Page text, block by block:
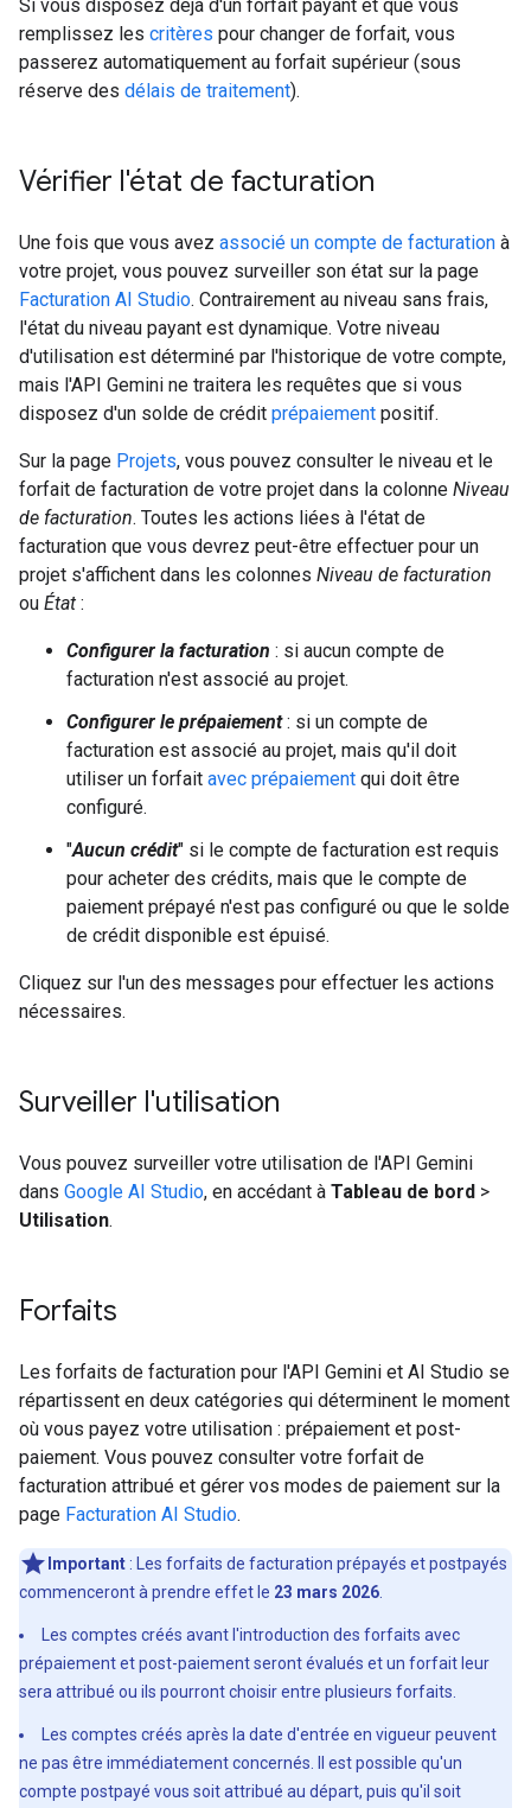
Si vous disposez déjà d'un forfait payant et que vous
remplissez les critères pour changer de forfait, vous
passerez automatiquement au forfait supérieur (sous
réserve des délais de traitement).
Vérifier l'état de facturation
Une fois que vous avez associé un compte de facturation à
votre projet, vous pouvez surveiller son état sur la page
Facturation AI Studio. Contrairement au niveau sans frais,
l'état du niveau payant est dynamique. Votre niveau
d'utilisation est déterminé par l'historique de votre compte,
mais l'API Gemini ne traitera les requêtes que si vous
disposez d'un solde de crédit prépaiement positif.
Sur la page Projets, vous pouvez consulter le niveau et le
forfait de facturation de votre projet dans la colonne Niveau
de facturation. Toutes les actions liées à l'état de
facturation que vous devrez peut-être effectuer pour un
projet s'affichent dans les colonnes Niveau de facturation
ou État :
Configurer la facturation : si aucun compte de
facturation n'est associé au projet.
Configurer le prépaiement: si un compte de
facturation est associé au projet, mais qu'il doit
utiliser un forfait avec prépaiement qui doit être
configuré.
"Aucun crédit" si le compte de facturation est requis
pour acheter des crédits, mais que le compte de
paiement prépayé n'est pas configuré ou que le solde
de crédit disponible est épuisé.
Cliquez sur l'un des messages pour effectuer les actions
nécessaires.
Surveiller l'utilisation
Vous pouvez surveiller votre utilisation de l'API Gemini
dans Google AI Studio, en accédant à Tableau de bord >
Utilisation.
Forfaits
Les forfaits de facturation pour l'API Gemini et AI Studio se
répartissent en deux catégories qui déterminent le moment
où vous payez votre utilisation : prépaiement et post-
paiement. Vous pouvez consulter votre forfait de
facturation attribué et gérer vos modes de paiement sur la
page Facturation AI Studio.
Important : Les forfaits de facturation prépayés et postpayés
commenceront à prendre effet le 23 mars 2026
Les comptes créés avant l'introduction des forfaits avec
prépaiement et post-paiement seront évalués et un forfait leur
sera attribué ou ils pourront choisir entre plusieurs forfaits.
Les comptes créés après la date d'entrée en vigueur peuvent
ne pas être immédiatement concernés. Il est possible qu'un
compte postpayé vous soit attribué au départ, puis qu'il soit